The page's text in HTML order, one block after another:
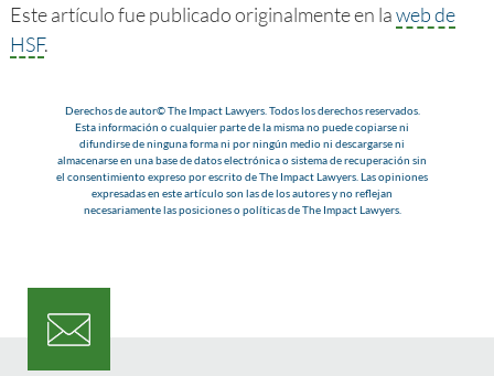
Este artículo fue publicado originalmente en laweb de
HSF.
Derechos de autor© The Impact Lawyers. Todos los derechos reservados.
Esta información o cualquier parte de la misma no puede copiarse ni
difundirse de ninguna forma ni por ningún medio ni descargarse ni
almacenarse en una base de datos electrónica o sistema de recuperación sin
el consentimiento expreso por escrito de The Impact Lawyers. Las opiniones
expresadas en este artículo son las de los autores y no reflejan
necesariamente las posiciones o políticas de The Impact Lawyers.